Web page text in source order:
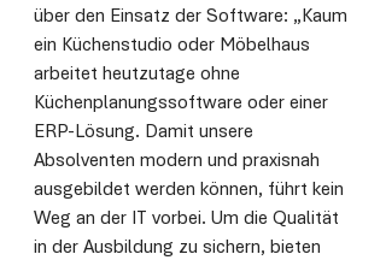
über den Einsatz der Software: „Kaum
ein Küchenstudio oder Möbelhaus
arbeitet heutzutage ohne
Küchenplanungssoftware oder einer
ERP-Lösung. Damit unsere
Absolventen modern und praxisnah
ausgebildet werden können, führt kein
Weg an der IT vorbei. Um die Qualität
in der Ausbildung zu sichern, bieten